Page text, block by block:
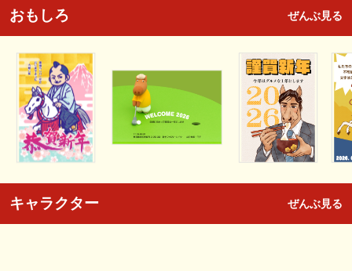
おもしろ ぜんぶ見る
キャラクター ぜんぶ見る